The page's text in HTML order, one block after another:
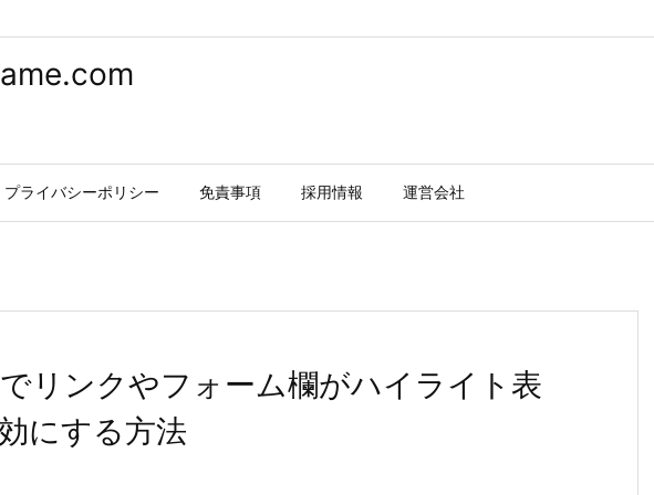
プライバシーポリシー 免責事項 採用情報 運営会社
リンクやフォーム欄がハイライト表
にする方法